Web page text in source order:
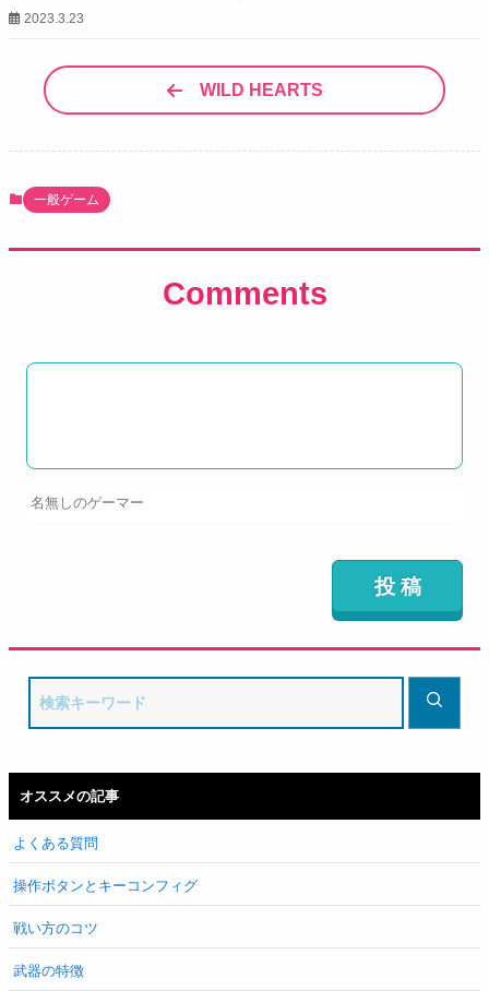
2023.3.23
WILD HEARTS
一般ゲーム
Comments
オススメの記事
よくある質問
操作ボタンとキーコンフィグ
戦い方のコツ
武器の特徴